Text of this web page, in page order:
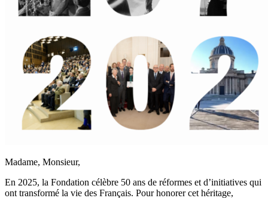
Madame, Monsieur,
En 2025, la Fondation célèbre 50 ans de réformes et d’initiatives qui
ont transformé la vie des Français. Pour honorer cet héritage,